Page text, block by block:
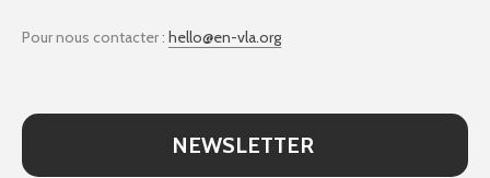
Pour nous contacter : hello@en-vla.org
NEWSLETTER